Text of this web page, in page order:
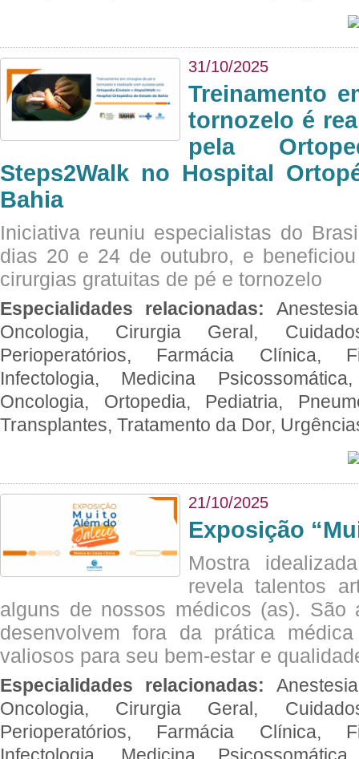
31/10/2025
Treinamento
tornozelo é
pela
Steps2Walk no Hospital
Bahia
Iniciativa reuniu especialistas do
dias 20 e 24 de outubro, e
cirurgias gratuitas de pé e tornozelo
Especialidades relacionadas:
Oncologia, Cirurgia Geral,
Perioperatórios, Farmácia Clínica,
Infectologia, Medicina
Oncologia, Ortopedia, Pediatria,
Transplantes, Tratamento da Dor,
21/10/2025
Exposição
Mostra
revela talentos
alguns de nossos médicos (as). São
desenvolvem fora da prática
valiosos para seu bem-estar e
Especialidades relacionadas:
Oncologia, Cirurgia Geral,
Perioperatórios, Farmácia Clínica,
Infectologia, Medicina